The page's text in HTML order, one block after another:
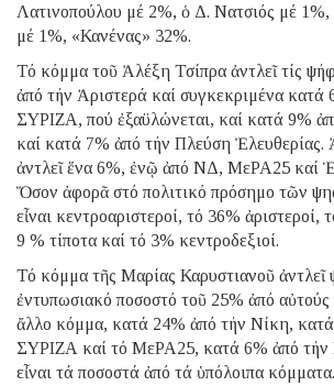
Λατινοπούλου μέ 2%, ὁ Δ. Νατσιός μέ
μέ 1%, «Κανένας» 32%.
Τό κόμμα τοῦ Ἀλέξη Τσίπρα ἀντλεῖ τίς
ἀπό τήν Ἀριστερά καί συγκεκριμένα κατά
ΣΥΡΙΖΑ, πού ἐξαϋλώνεται, καί κατά 9%
καί κατά 7% ἀπό τήν Πλεύση
ἀντλεῖ ἕνα 6%, ἐνῷ ἀπό ΝΔ, ΜεΡΑ25 καί
Ὅσον ἀφορᾶ στό πολιτικό πρόσημο τῶν
εἶναι κεντροαριστεροί, τό 36% ἀριστεροί,
9 % τίποτα καί τό 3% κεντροδεξιοί.
Τό κόμμα τῆς Μαρίας Καρυστιανοῦ
ἐντυπωσιακό ποσοστό τοῦ 25% ἀπό
ἄλλο κόμμα, κατά 24% ἀπό τήν Νίκη,
ΣΥΡΙΖΑ καί τό ΜεΡΑ25, κατά 6% ἀπό
εἶναι τά ποσοστά ἀπό τά ὑπόλοιπα